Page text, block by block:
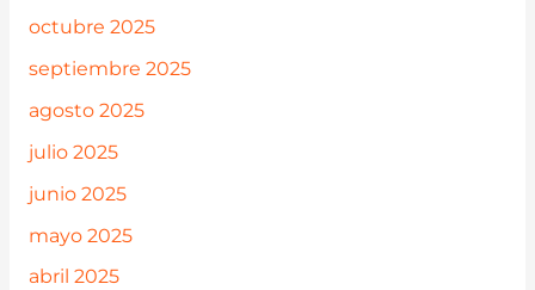
octubre 2025
septiembre 2025
agosto 2025
julio 2025
junio 2025
mayo 2025
abril 2025